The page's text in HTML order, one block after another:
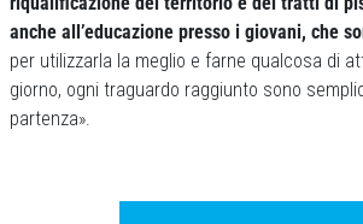
anche all’educazione presso i giovani, che
per utilizzarla la meglio e farne qualcosa di
giorno, ogni traguardo raggiunto sono
partenza».